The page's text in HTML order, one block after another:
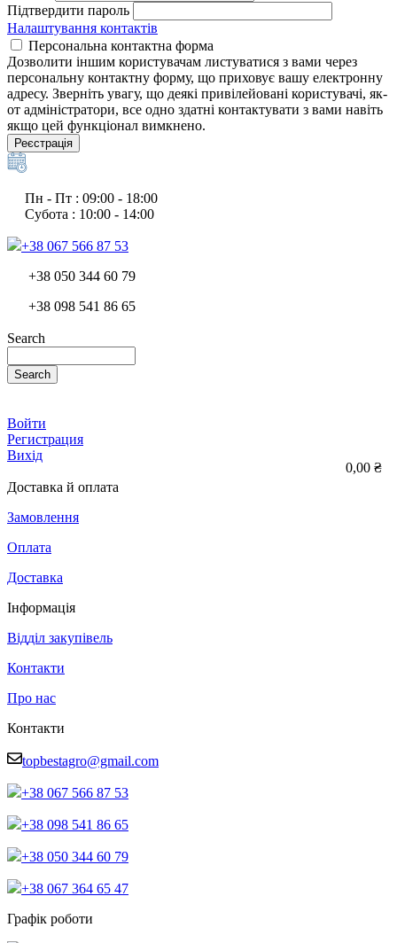
Підтвердити пароль
Налаштування контактів
Персональна контактна форма
Дозволити іншим користувачам листуватися з вами через
персональну контактну форму, що приховує вашу електронну
адресу. Зверніть увагу, що деякі привілейовані користувачі, як-
от адміністратори, все одно здатні контактувати з вами навіть
якщо цей функціонал вимкнено.
Реєстрація
Пн - Пт : 09:00 - 18:00
Субота : 10:00 - 14:00
+38 067 566 87 53
+38 050 344 60 79
+38 098 541 86 65
Search
Search
0,00 ₴
Войти
Регистрация
Вихід
Доставка й оплата
Замовлення
Оплата
Доставка
Інформація
Відділ закупівель
Контакти
Про нас
Контакти
topbestagro@gmail.com
+38 067 566 87 53
+38 098 541 86 65
+38 050 344 60 79
+38 067 364 65 47
Графік роботи